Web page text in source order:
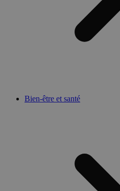
Bien-être et santé